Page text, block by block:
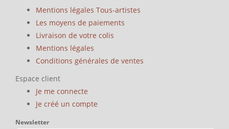
Mentions légales Tous-artistes
Les moyens de paiements
Livraison de votre colis
Mentions légales
Conditions générales de ventes
Espace client
Je me connecte
Je créé un compte
Newsletter